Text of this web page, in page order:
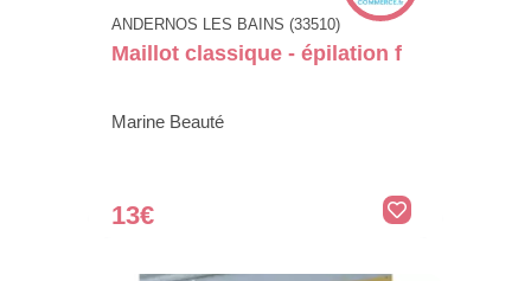
ANDERNOS LES BAINS (33510)
Maillot classique - épilation f
Marine Beauté
13€